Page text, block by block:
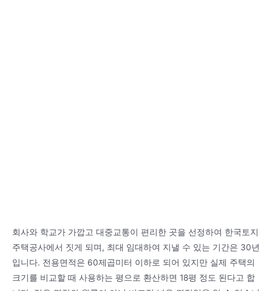
회사와 학교가 가깝고 대중교통이 편리한 곳을 선정하여 한국토지
주택공사에서 짓게 되며, 최대 임대하여 지낼 수 있는 기간은 30년
입니다. 전용면적은 60제곱미터 이하로 되어 있지만 실제 주택의
크기를 비교할 때 사용하는 평으로 환산하면 18평 정도 된다고 합